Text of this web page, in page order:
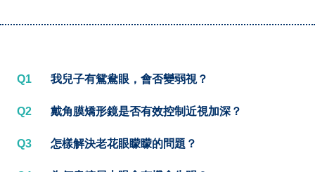
Q1 我兒子有鴛鴦眼，會否變弱視？
Q2 戴角膜矯形鏡是否有效控制近視加深？
Q3 怎樣解決老花眼矇矇的問題？